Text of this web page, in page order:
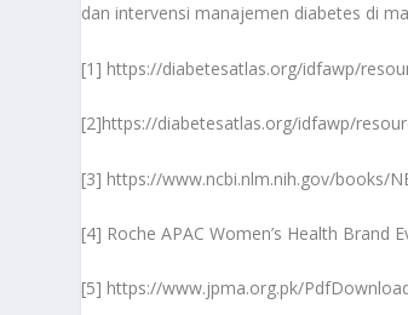
dan intervensi manajemen diabetes di
[1] https://diabetesatlas.org/idfawp/
[2]https://diabetesatlas.org/idfawp/
[3] https://www.ncbi.nlm.nih.gov/books/
[4] Roche APAC Women’s Health Brand
[5] https://www.jpma.org.pk/